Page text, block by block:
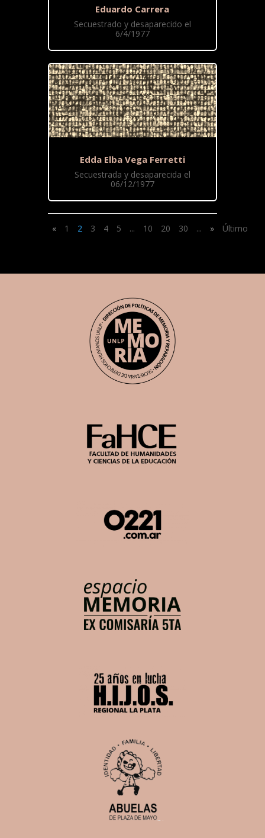
Eduardo Carrera
Secuestrado y desaparecido el
6/4/1977
Edda Elba Vega Ferretti
Secuestrada y desaparecida el
06/12/1977
« 1 2 3 4 5 ... 10 20 30 ... » Último